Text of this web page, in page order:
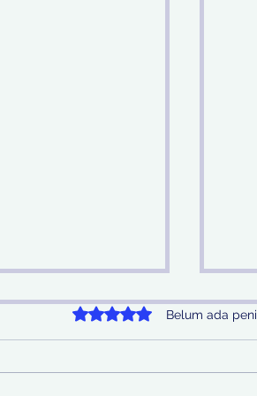
Dinilai 0 dari 5 bintang.
Belum ada